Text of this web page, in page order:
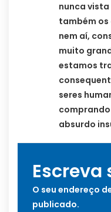
nunca
também
nem aí,
muito
estamos
seres
comprando
absurdo
Escreva
O seu endereço
publicado.